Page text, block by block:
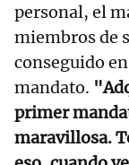
personal, el
miembros de
conseguido
mandato.
primer
maravillosa.